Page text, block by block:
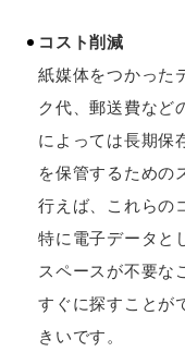
コスト削減
紙媒体をつかった
ク代、郵送費など
によっては長期保
を保管するための
行えば、これらの
特に電子データと
スペースが不要な
すぐに探すことが
きいです。